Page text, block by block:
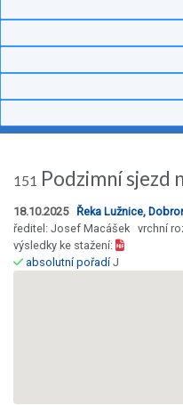
151 Podzimní sjezd
18.10.2025 Řeka Lužnice,
ředitel: Josef Macášek vrchní
výsledky ke stažení:
absolutní pořadíJ